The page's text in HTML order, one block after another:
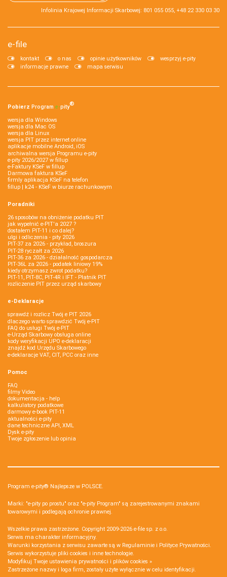
Infolinia Krajowej Informacji Skarbowej: 801 055 055, +48 22 330 03 30
e-file
kontakt o nas opinie użytkowników
wesprzyj e-pity
informacje prawne
mapa serwisu
Pobierz Program e‑pity®
wersja dla Windows
wersja dla Mac OS
wersja dla Linux
wersja PIT przez internet online
aplikacje mobilne Android, iOS
archiwalna wersja Programu e-pity
e-pity 2026/2027 w fillup
e‑Faktury KSeF w fillup
Darmowa faktura KSeF
firmly aplikacja KSeF na telefon
fillup | k24 - KSeF w biurze rachunkowym
Poradniki
26 sposobów na obniżenie podatku PIT
jak wypełnić e-PIT'a 2027 ?
dostałem PIT-11 i co dalej?
ulgi i odliczenia - pity 2026
PIT-37 za 2026 - przykład, broszura
PIT-28 ryczałt za 2026
PIT-36 za 2026 - działalność gospodarcza
PIT-36L za 2026 - podatek liniowy 19%
kiedy otrzymasz zwrot podatku?
PIT-11, PIT-8C, PIT-4R i IFT - Płatnik PIT
rozliczenie PIT przez urząd skarbowy
e-Deklaracje
sprawdź i rozlicz Twój e PIT 2026
dlaczego warto sprawdzić Twój e-PIT
FAQ do usługi Twój e-PIT
e-Urząd Skarbowy obsługa online
kody weryfikacji UPO e-deklaracji
znajdź kod Urzędu Skarbowego
e-deklaracje VAT, CIT, PCC oraz inne
Pomoc
FAQ
filmy Video
dokumentacja - help
kalkulatory podatkowe
darmowy e-book PIT-11
aktualności e-pity
dane techniczne API, XML
Dysk e-pity
Twoje zgłoszenie lub opinia
Program e-pity® Najlepsze w POLSCE.
Marki: "e-pity po prostu" oraz "e-pity Program" są zarejestrowanymi znakami
towarowymi i podlegają ochronie prawnej.
Wszelkie prawa zastrzeżone. Copyright 2009-2026 e-file sp. z o.o.
Serwis ma charakter informacyjny.
Warunki korzystania z serwisu zawarte są w Regulaminie i Polityce Prywatności.
Serwis wykorzystuje pliki cookies i inne technologie.
Modyfikuj Twoje ustawienia prywatności i plików cookies »
Zastrzeżone nazwy i loga firm, zostały użyte wyłącznie w celu identyfikacji.